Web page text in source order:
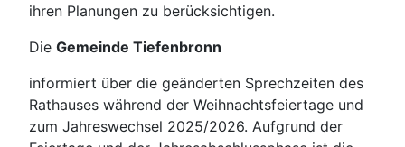
ihren Planungen zu berücksichtigen.
Die Gemeinde Tiefenbronn
informiert über die geänderten Sprechzeiten des
Rathauses während der Weihnachtsfeiertage und
zum Jahreswechsel 2025/2026. Aufgrund der